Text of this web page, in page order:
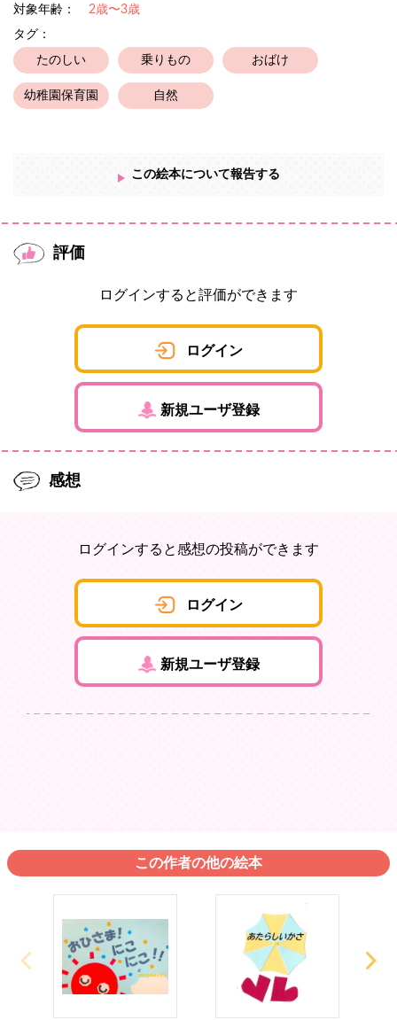
対象年齢：
2歳〜3歳
タグ：
たのしい 乗りもの おばけ
幼稚園保育園 自然
この絵本について報告する
評価
ログインすると評価ができます
ログイン
新規ユーザ登録
感想
ログインすると感想の投稿ができます
ログイン
新規ユーザ登録
この作者の他の絵本